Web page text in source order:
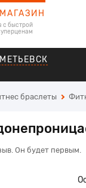
с быстрой
браслеты
Он будет первым.